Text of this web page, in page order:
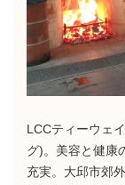
LCCティーウェ
グ)。美容と健康
充実。大邱市郊